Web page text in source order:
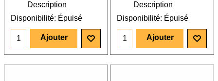
Description
Disponibilité: Épuisé
Ajouter
Description
Disponibilité: Épuisé
Ajouter